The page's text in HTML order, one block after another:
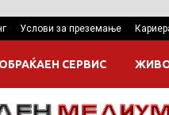
Услови за преземање
СЕРВИС